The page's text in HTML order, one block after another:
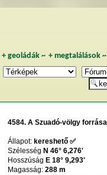
+ geoládák~ +megtalálások ~
4584. A Szuadó-völgy
Állapot: kereshető ✅
Szélesség N 46° 6,276'
Hosszúság E 18° 9,293'
Magasság:288 m